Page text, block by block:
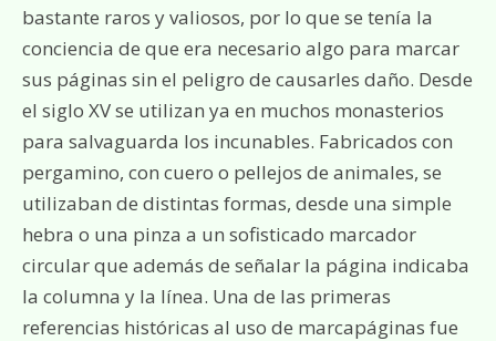
bastante raros y valiosos, por lo que se tenía la
conciencia de que era necesario algo para marcar
sus páginas sin el peligro de causarles daño. Desde
el siglo XV se utilizan ya en muchos monasterios
para salvaguarda los incunables. Fabricados con
pergamino, con cuero o pellejos de animales, se
utilizaban de distintas formas, desde una simple
hebra o una pinza a un sofisticado marcador
circular que además de señalar la página indicaba
la columna y la línea. Una de las primeras
referencias históricas al uso de marcapáginas fue